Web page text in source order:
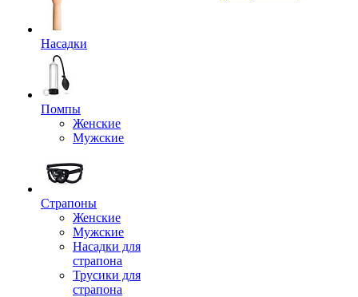
Насадки
Помпы
Женские
Мужские
Страпоны
Женские
Мужские
Насадки для
страпона
Трусики для
страпона